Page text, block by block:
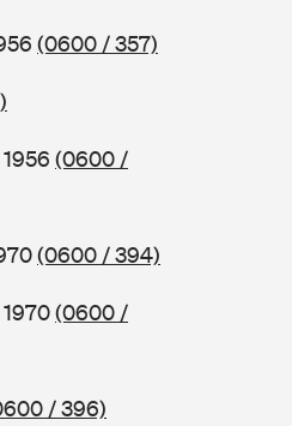
(0600 / 357)
(0600 /
(0600 / 394)
(0600 /
/ 396)